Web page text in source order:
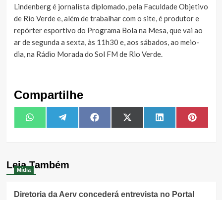
Lindenberg é jornalista diplomado, pela Faculdade Objetivo
de Rio Verde e, além de trabalhar com o site, é produtor e
repórter esportivo do Programa Bola na Mesa, que vai ao
ar de segunda a sexta, às 11h30 e, aos sábados, ao meio-
dia, na Rádio Morada do Sol FM de Rio Verde.
Compartilhe
Share
on
WhatsAppShare
on
TelegramShare
on
FacebookShare
on
X
(Twitter)
Share
on
LinkedIn Share
on
Leia Também
Mídia
Diretoria da Aerv concederá entrevista no Portal